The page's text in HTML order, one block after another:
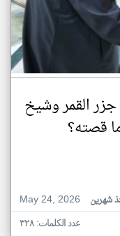
القمر وشيخ
قصته؟
May 24, 2026
شهرين
عدد الكلمات: ٣٢٨